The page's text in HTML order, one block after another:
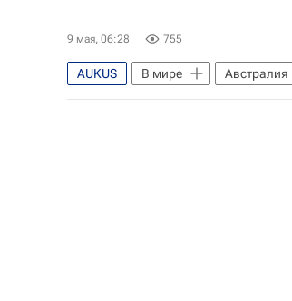
9 мая, 06:28 755
AUKUS В мире Австралия